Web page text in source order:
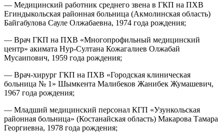
— Медицинский работник среднего звена в ГКП на ПХВ
Егиндыкольская районная больница (Акмолинская область)
Байгабулова Сауле Олжабаевна, 1974 года рождения;
— Врач ГКП на ПХВ «Многопрофильный медицинский
центр» акимата Нур-Султана Кожагалиев Олжабай
Мусаипович, 1959 года рождения;
— Врач-хирург ГКП на ПХВ «Городская клиническая
больница № 1» Шымкента Малибеков Жанибек Жумашевич,
1967 года рождения;
— Младший медицинский персонал КГП «Узункольская
районная больница» (Костанайская область) Макарова Тамара
Георгиевна, 1978 года рождения;